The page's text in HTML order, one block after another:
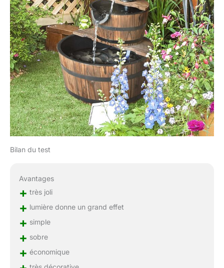
Bilan du test
Avantages
+ très joli
+ lumière donne un grand effet
+ simple
+ sobre
+ économique